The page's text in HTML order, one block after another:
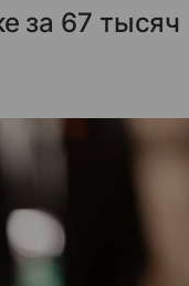
за 67 тысяч